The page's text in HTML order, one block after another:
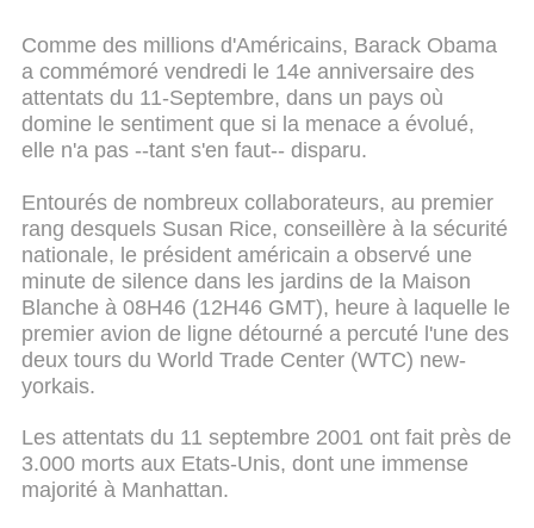
Comme des millions d'Américains, Barack Obama
a commémoré vendredi le 14e anniversaire des
attentats du 11-Septembre, dans un pays où
domine le sentiment que si la menace a évolué,
elle n'a pas --tant s'en faut-- disparu.
Entourés de nombreux collaborateurs, au premier
rang desquels Susan Rice, conseillère à la sécurité
nationale, le président américain a observé une
minute de silence dans les jardins de la Maison
Blanche à 08H46 (12H46 GMT), heure à laquelle le
premier avion de ligne détourné a percuté l'une des
deux tours du World Trade Center (WTC) new-
yorkais.
Les attentats du 11 septembre 2001 ont fait près de
3.000 morts aux Etats-Unis, dont une immense
majorité à Manhattan.